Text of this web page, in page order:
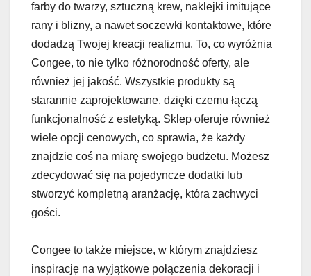
farby do twarzy, sztuczną krew, naklejki imitujące
rany i blizny, a nawet soczewki kontaktowe, które
dodadzą Twojej kreacji realizmu. To, co wyróżnia
Congee, to nie tylko różnorodność oferty, ale
również jej jakość. Wszystkie produkty są
starannie zaprojektowane, dzięki czemu łączą
funkcjonalność z estetyką. Sklep oferuje również
wiele opcji cenowych, co sprawia, że każdy
znajdzie coś na miarę swojego budżetu. Możesz
zdecydować się na pojedyncze dodatki lub
stworzyć kompletną aranżację, która zachwyci
gości.
Congee to także miejsce, w którym znajdziesz
inspirację na wyjątkowe połączenia dekoracji i